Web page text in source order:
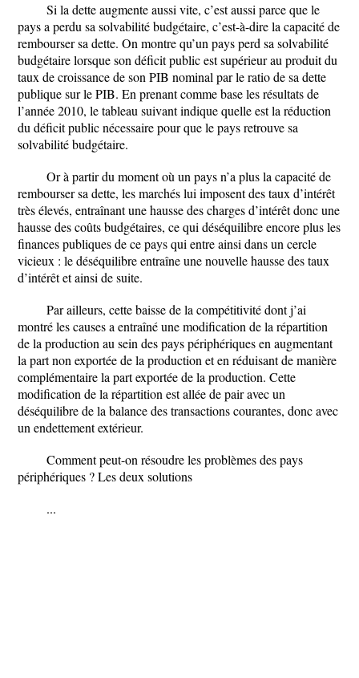
Si la dette augmente aussi vite, c’est aussi parce que le
pays a perdu sa solvabilité budgétaire, c’est-à-dire la capacité de
rembourser sa dette. On montre qu’un pays perd sa solvabilité
budgétaire lorsque son déficit public est supérieur au produit du
taux de croissance de son PIB nominal par le ratio de sa dette
publique sur le PIB. En prenant comme base les résultats de
l’année 2010, le tableau suivant indique quelle est la réduction
du déficit public nécessaire pour que le pays retrouve sa
solvabilité budgétaire.
Or à partir du moment où un pays n’a plus la capacité de
rembourser sa dette, les marchés lui imposent des taux d’intérêt
très élevés, entraînant une hausse des charges d’intérêt donc une
hausse des coûts budgétaires, ce qui déséquilibre encore plus les
finances publiques de ce pays qui entre ainsi dans un cercle
vicieux : le déséquilibre entraîne une nouvelle hausse des taux
d’intérêt et ainsi de suite.
Par ailleurs, cette baisse de la compétitivité dont j’ai
montré les causes a entraîné une modification de la répartition
de la production au sein des pays périphériques en augmentant
la part non exportée de la production et en réduisant de manière
complémentaire la part exportée de la production. Cette
modification de la répartition est allée de pair avec un
déséquilibre de la balance des transactions courantes, donc avec
un endettement extérieur.
Comment peut-on résoudre les problèmes des pays
périphériques ? Les deux solutions
...